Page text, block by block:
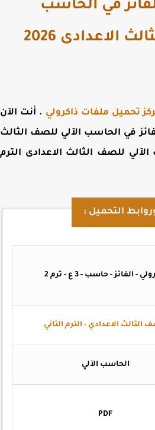
في الحاسب
الالى للصف الثالث الاعدادى 2026
تحميل ملفات ذاكرولي. أنت الآن
في الحاسب الآلي للصف الثالث
للصف الثالث الاعدادى الترم
التحميل :
- الفائز - حاسب - 3 ع - ترم 2
الاعدادي - الترم الثاني
الحاسب الآلي
PDF